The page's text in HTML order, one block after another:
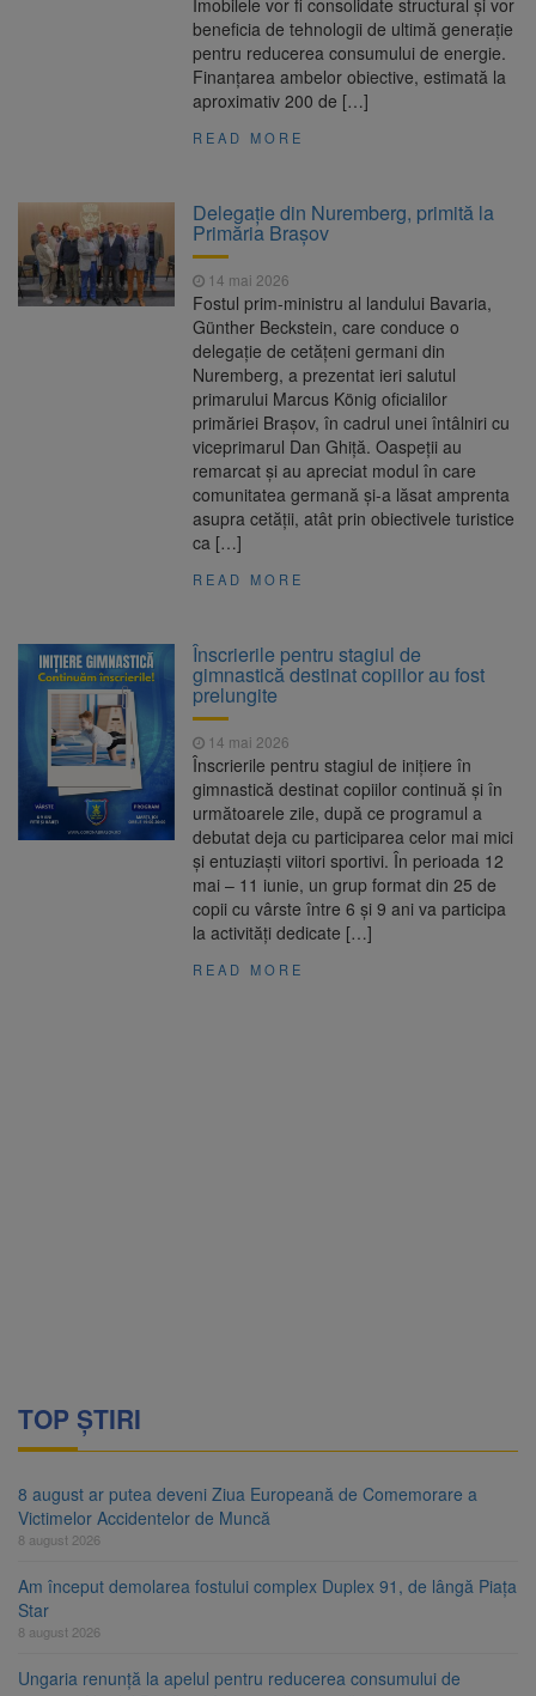
Imobilele vor fi consolidate structural și vor
beneficia de tehnologii de ultimă generație
pentru reducerea consumului de energie.
Finanţarea ambelor obiective, estimată la
aproximativ 200 de […]
READ MORE
Delegație din Nuremberg, primită la
Primăria Brașov
14 mai 2026
Fostul prim-ministru al landului Bavaria,
Günther Beckstein, care conduce o
delegație de cetățeni germani din
Nuremberg, a prezentat ieri salutul
primarului Marcus König oficialilor
primăriei Brașov, în cadrul unei întâlniri cu
viceprimarul Dan Ghiță. Oaspeții au
remarcat și au apreciat modul în care
comunitatea germană și-a lăsat amprenta
asupra cetății, atât prin obiectivele turistice
ca […]
READ MORE
Înscrierile pentru stagiul de
gimnastică destinat copiilor au fost
prelungite
14 mai 2026
Înscrierile pentru stagiul de inițiere în
gimnastică destinat copiilor continuă și în
următoarele zile, după ce programul a
debutat deja cu participarea celor mai mici
și entuziaști viitori sportivi. În perioada 12
mai – 11 iunie, un grup format din 25 de
copii cu vârste între 6 și 9 ani va participa
la activități dedicate […]
READ MORE
TOP ȘTIRI
8 august ar putea deveni Ziua Europeană de Comemorare a
Victimelor Accidentelor de Muncă
8 august 2026
Am început demolarea fostului complex Duplex 91, de lângă Piața
Star
8 august 2026
Ungaria renunță la apelul pentru reducerea consumului de